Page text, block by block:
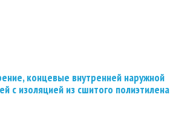
концевые внутренней наружной
с изоляцией из сшитого полиэтилена